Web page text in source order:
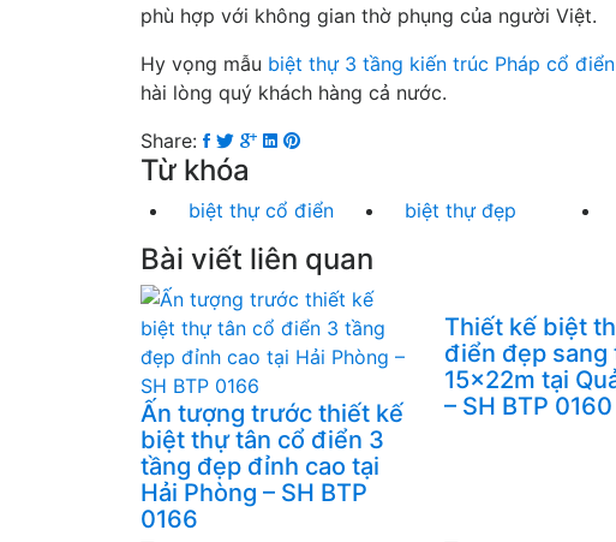
phù hợp với không gian thờ phụng của người Việt.
Hy vọng mẫu biệt thự 3 tầng kiến trúc Pháp cổ
hài lòng quý khách hàng cả nước.
Share:
Từ khóa
biệt thự cổ điển biệt thự đẹp
Bài viết liên quan
Ấn tượng trước thiết kế
biệt thự tân cổ điển 3
tầng đẹp đỉnh cao tại
Hải Phòng – SH BTP
0166
Thiết kế biệt
điển đẹp sang
15x22m tại
– SH BTP 0160